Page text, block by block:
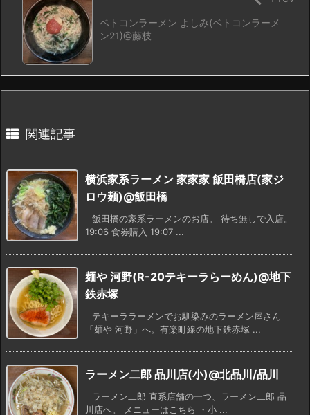
ベトコンラーメン よしみ(ベトコンラーメ
ン21)@藤枝
関連記事
横浜家系ラーメン 家家家 飯田橋店(家ジ
ロウ麺)@飯田橋
飯田橋の家系ラーメンのお店。 待ち無しで入店。
19:06 食券購入 19:07 ...
麺や 河野(R-20テキーラらーめん)@地下
鉄赤塚
テキーララーメンでお馴染みのラーメン屋さん
「麺や 河野」へ。有楽町線の地下鉄赤塚 ...
ラーメン二郎 品川店(小)@北品川/品川
ラーメン二郎 直系店舗の一つ、ラーメン二郎 品
川店へ。 メニューはこちら ・小 ...